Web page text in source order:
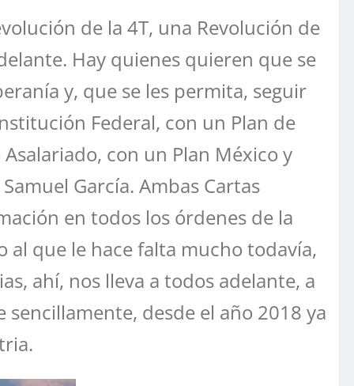
de la 4T, una Revolución de
Hay quienes quieren que se
y, que se les permita, seguir
Federal, con un Plan de
con un Plan México y
García. Ambas Cartas
en todos los órdenes de la
al que le hace falta mucho todavía,
ahí, nos lleva a todos adelante, a
desde el año 2018 ya